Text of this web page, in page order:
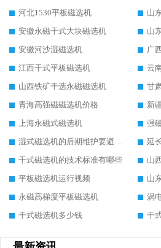
河北1530平板磁选机
山
安徽永磁干式大块磁选机
山
安徽河沙湿磁选机
广
江西干式平板磁选机
云
山西铁矿干选永磁磁选机
甘
青海高强磁磁选机价格
新
上海永磁式磁选机
湿式磁选机的后期维护要避开哪些坑
延
干式磁选机的技术标准有哪些
平板磁选机运行视频
山
永磁高梯度平板磁选机
涡
干式磁选机多少钱
干